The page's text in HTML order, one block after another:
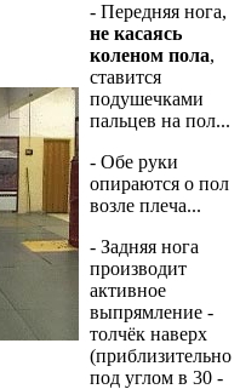
- Передняя нога,
не касаясь
коленом пола,
ставится
подушечками
пальцев на пол...
- Обе руки
опираются о пол
возле плеча...
- Задняя нога
производит
активное
выпрямление -
толчёк наверх
(приблизительно
под углом в 30 -